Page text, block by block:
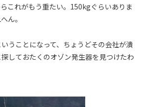
これがもう重たい。150kgぐらいありま
ん。
うことになって、ちょうどその会社が潰
しておたくのオゾン発生器を見つけたわ